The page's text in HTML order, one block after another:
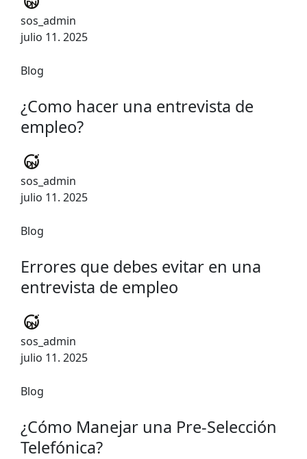
sos_admin
julio 11. 2025
Blog
¿Como hacer una entrevista de
empleo?
sos_admin
julio 11. 2025
Blog
Errores que debes evitar en una
entrevista de empleo
sos_admin
julio 11. 2025
Blog
¿Cómo Manejar una Pre-Selección
Telefónica?